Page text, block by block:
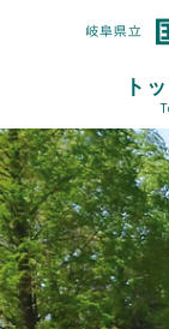
ト